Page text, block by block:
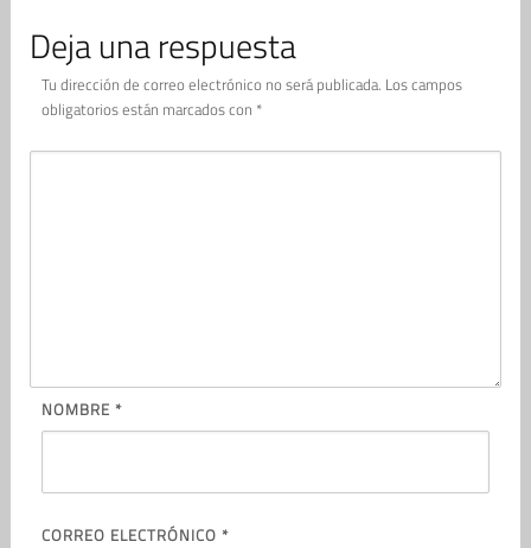
Deja una respuesta
Tu dirección de correo electrónico no será publicada. Los campos
obligatorios están marcados con *
NOMBRE *
CORREO ELECTRÓNICO *